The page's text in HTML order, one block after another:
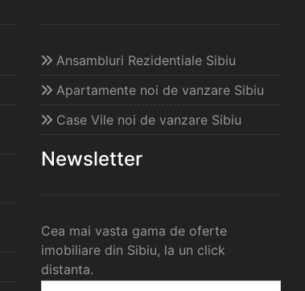
Ansambluri Rezidentiale Sibiu
Apartamente noi de vanzare Sibiu
Case Vile noi de vanzare Sibiu
Newsletter
Cea mai vasta gama de oferte
imobiliare din Sibiu, la un click
distanta.